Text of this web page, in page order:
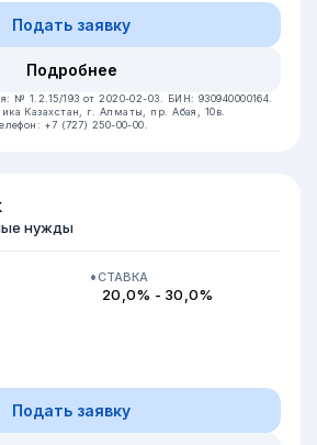
Подать заявку
Подробнее
№ 1.2.15/193 от 2020-02-03.
БИН: 930940000164.
Казахстан, г. Алматы, пр. Абая, 10в.
+7 (727) 250-00-00.
нужды
СТАВКА
20,0% - 30,0%
Подать заявку